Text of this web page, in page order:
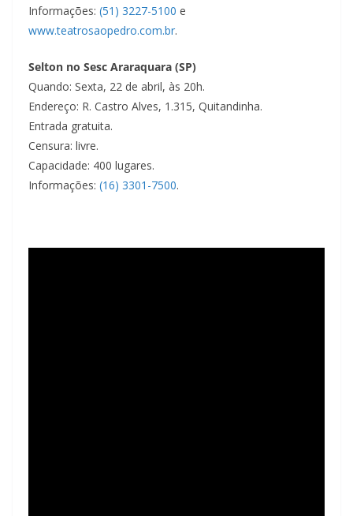
Informações: (51) 3227-5100 e
www.teatrosaopedro.com.br.
Selton no Sesc Araraquara (SP)
Quando: Sexta, 22 de abril, às 20h.
Endereço: R. Castro Alves, 1.315, Quitandinha.
Entrada gratuita.
Censura: livre.
Capacidade: 400 lugares.
Informações: (16) 3301-7500.